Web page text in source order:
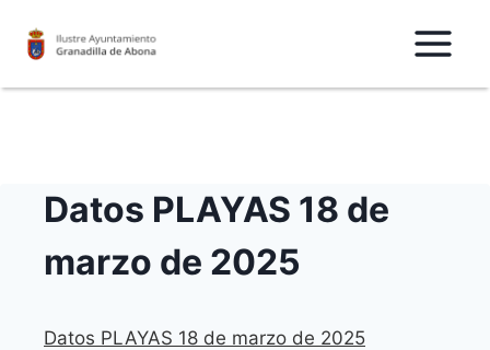
Datos PLAYAS 18 de
marzo de 2025
Datos PLAYAS 18 de marzo de 2025